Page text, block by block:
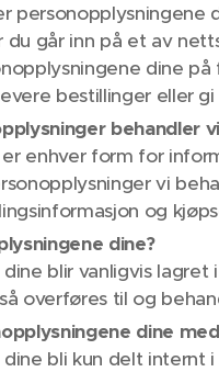
personopplysningene
du går inn på et av
dine
bestillinger eller
behandler
enhver form for
vi
og
dine?
blir vanligvis
overføres til og
dine
bli kun delt internt